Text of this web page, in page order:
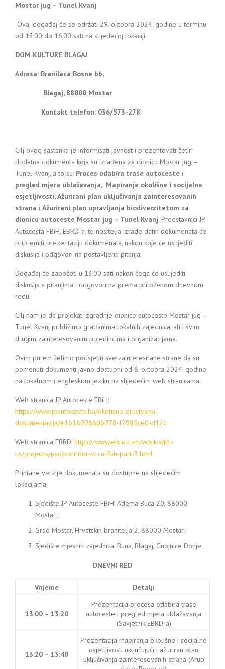
Mostar jug – Tunel Kvanj
Ovaj događaj će se održati 29. oktobra 2024. godine u terminu
od 13:00 do 16:00 sati na slijedećoj lokaciji:
DOM KULTURE BLAGAJ
Adresa: Branilaca Bosne bb,
Blagaj, 88000 Mostar
Kontakt telefon: 036/573-278
Cilj ovog sastanka je informisati javnost i prezentovati četiri
dodatna dokumenta koja su izrađena za dionicu Mostar jug –
Tunel Kvanj, a to su: Proces odabira trase autoceste i
pregled mjera ublažavanja, Mapiranje okolišne i socijalne
osjetljivosti, Ažurirani plan uključivanja zainteresovanih
strana i Ažurirani plan upravljanja biodiverzitetom za
dionicu autoceste Mostar jug – Tunel Kvanj. Predstavnici JP
Autocesta FBiH, EBRD-a, te nositelja izrade datih dokumenata će
pripremiti prezentaciju dokumenata, nakon koje će uslijediti
diskusija i odgovori na postavljena pitanja.
Događaj će započeti u 13:00 sati nakon čega će uslijediti
diskusija s pitanjima i odgovorima prema priloženom dnevnom
redu.
Cilj nam je da projekat izgradnje dionice autoceste Mostar jug –
Tunel Kvanj približimo građanima lokalnih zajednica, ali i svim
drugim zainteresovanim pojedincima i organizacijama.
Ovim putem želimo podsjetiti sve zainteresirane strane da su
pomenuti dokumenti javno dostupni od 8. oktobra 2024. godine
na lokalnom i engleskom jeziku na slijedećim web stranicama:
Web stranica JP Autoceste FBiH:
https://www.jpautoceste.ba/okolisno-drustvena-
dokumentacija/#1618998606978-f2985ce0-d12c
Web stranica EBRD: https://www.ebrd.com/work-with-
us/projects/psd/corridor-vc-in-fbh-part-3.html
Printane verzije dokumenata su dostupne na slijedećim
lokacijama:
Sjedište JP Autoceste FBiH: Adema Buća 20, 88000
Mostar;
Grad Mostar, Hrvatskih branitelja 2, 88000 Mostar;
Sjedište mjesnih zajednica: Buna, Blagaj, Gnojnice Donje
DNEVNI RED
Vrijeme Detalji
13:00 – 13:20
Prezentacija procesa odabira trase
autoceste i pregled mjera ublažavanja
(Savjetnik EBRD-a)
13:20 – 13:40
Prezentacija mapiranja okolišne i socijalne
osjetljivosti uključujući i ažuriran plan
uključivanja zainteresovanih strana (Arup